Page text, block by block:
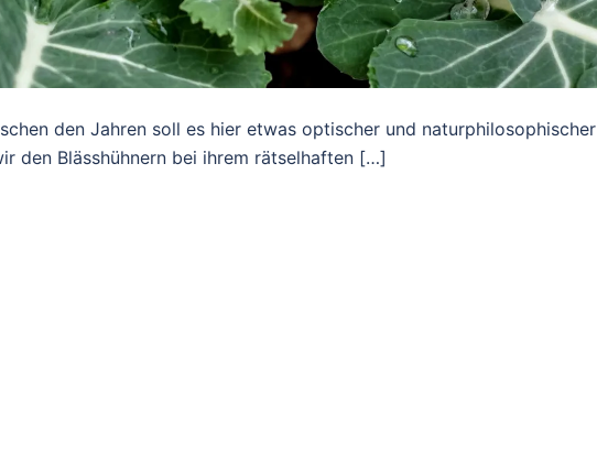
den Jahren soll es hier etwas optischer und naturphilosophischer
den Blässhühnern bei ihrem rätselhaften […]